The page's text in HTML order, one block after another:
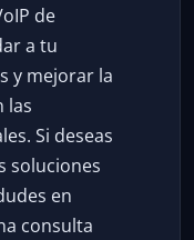
de
a tu
y mejorar la
las
Si deseas
soluciones
en
consulta